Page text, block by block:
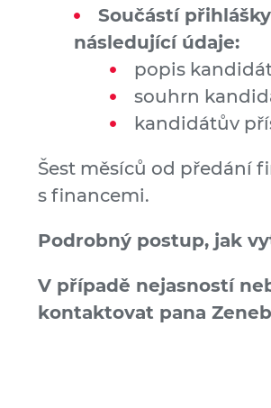
Součástí
následující údaje:
popis
souhrn
kandidátův
Šest měsíců od předání
s financemi.
Podrobný postup, jak
V případě nejasností
kontaktovat pana